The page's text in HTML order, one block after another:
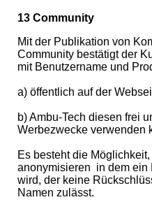
13 Community
Mit der Publikation von
Community bestätigt der
mit Benutzername und
a) öffentlich auf der
b) Ambu-Tech diesen frei
Werbezwecke verwenden
Es besteht die
anonymisieren in dem ein
wird, der keine
Namen zulässt.